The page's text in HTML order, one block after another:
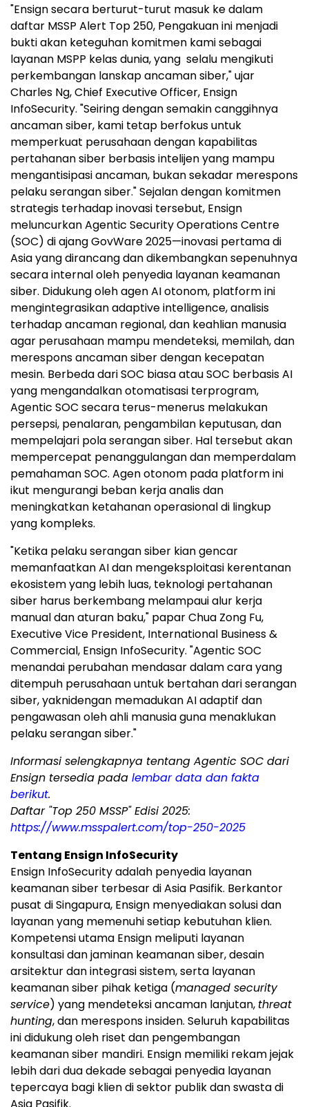
"Ensign secara berturut-turut masuk ke dalam
daftar MSSP Alert Top 250, Pengakuan ini menjadi
bukti akan keteguhan komitmen kami sebagai
layanan MSPP kelas dunia, yang selalu mengikuti
perkembangan lanskap ancaman siber," ujar
Charles Ng, Chief Executive Officer, Ensign
InfoSecurity. "Seiring dengan semakin canggihnya
ancaman siber, kami tetap berfokus untuk
memperkuat perusahaan dengan kapabilitas
pertahanan siber berbasis intelijen yang mampu
mengantisipasi ancaman, bukan sekadar merespons
pelaku serangan siber." Sejalan dengan komitmen
strategis terhadap inovasi tersebut, Ensign
meluncurkan Agentic Security Operations Centre
(SOC) di ajang GovWare 2025—inovasi pertama di
Asiayang dirancang dan dikembangkan sepenuhnya
secara internal oleh penyedia layanan keamanan
siber. Didukung oleh agen AI otonom, platform ini
mengintegrasikan adaptive intelligence, analisis
terhadap ancaman regional, dan keahlian manusia
agar perusahaan mampu mendeteksi, memilah, dan
merespons ancaman siber dengan kecepatan
mesin. Berbeda dari SOC biasa atau SOC berbasis AI
yang mengandalkan otomatisasi terprogram,
Agentic SOC secara terus-menerus melakukan
persepsi, penalaran, pengambilan keputusan, dan
mempelajari pola serangan siber. Hal tersebut akan
mempercepat penanggulangan dan memperdalam
pemahaman SOC. Agen otonom pada platform ini
ikut mengurangi beban kerja analis dan
meningkatkan ketahanan operasional di lingkup
yang kompleks.
"Ketika pelaku serangan siber kian gencar
memanfaatkan AI dan mengeksploitasi kerentanan
ekosistem yang lebih luas, teknologi pertahanan
siber harus berkembang melampaui alur kerja
manual dan aturan baku," paparChua Zong Fu,
Executive Vice President, International Business &
Commercial, Ensign InfoSecurity. "Agentic SOC
menandai perubahan mendasar dalam cara yang
ditempuh perusahaan untuk bertahan dari serangan
siber, yaknidengan memadukan AI adaptif dan
pengawasan oleh ahli manusia guna menaklukan
pelaku serangan siber."
Informasi selengkapnya tentang Agentic SOC dari
Ensign tersedia pada lembar data dan fakta
berikut.
Daftar "Top 250 MSSP" Edisi 2025:
https://www.msspalert.com/top-250-2025
Tentang Ensign InfoSecurity
Ensign InfoSecurity adalah penyedia layanan
keamanan siber terbesar di Asia Pasifik. Berkantor
pusat di Singapura, Ensign menyediakan solusi dan
layanan yang memenuhi setiap kebutuhan klien.
Kompetensi utama Ensign meliputi layanan
konsultasi dan jaminan keamanan siber, desain
arsitektur dan integrasi sistem, serta layanan
keamanan siber pihak ketiga (managed security
service) yang mendeteksi ancaman lanjutan, threat
hunting, dan merespons insiden. Seluruh kapabilitas
ini didukung oleh riset dan pengembangan
keamanan siber mandiri. Ensign memiliki rekam jejak
lebih dari dua dekade sebagai penyedia layanan
tepercaya bagi klien di sektor publik dan swasta di
Asia Pasifik.